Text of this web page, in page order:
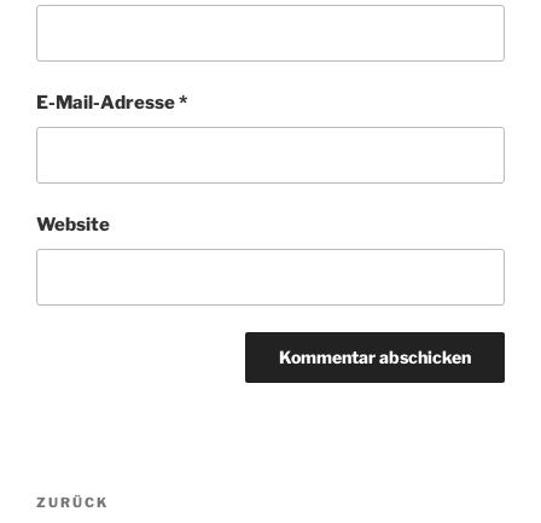
E-Mail-Adresse*
Website
Beitragsnavigation
Vorheriger
ZURÜCK